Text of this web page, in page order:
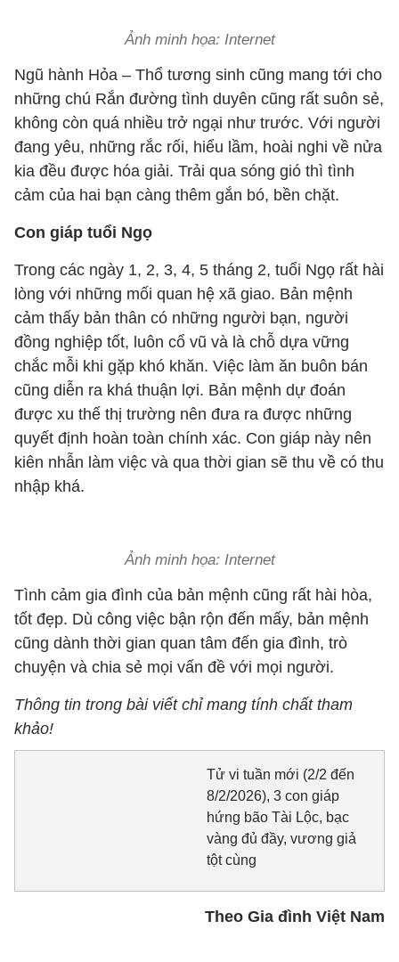
Ảnh minh họa: Internet
Ngũ hành Hỏa – Thổ tương sinh cũng mang tới cho
những chú Rắn đường tình duyên cũng rất suôn sẻ,
không còn quá nhiều trở ngại như trước. Với người
đang yêu, những rắc rối, hiểu lầm, hoài nghi về nửa
kia đều được hóa giải. Trải qua sóng gió thì tình
cảm của hai bạn càng thêm gắn bó, bền chặt.
Con giáp tuổi Ngọ
Trong các ngày 1, 2, 3, 4, 5 tháng 2, tuổi Ngọ rất hài
lòng với những mối quan hệ xã giao. Bản mệnh
cảm thấy bản thân có những người bạn, người
đồng nghiệp tốt, luôn cổ vũ và là chỗ dựa vững
chắc mỗi khi gặp khó khăn. Việc làm ăn buôn bán
cũng diễn ra khá thuận lợi. Bản mệnh dự đoán
được xu thế thị trường nên đưa ra được những
quyết định hoàn toàn chính xác. Con giáp này nên
kiên nhẫn làm việc và qua thời gian sẽ thu về có thu
nhập khá.
Ảnh minh họa: Internet
Tình cảm gia đình của bản mệnh cũng rất hài hòa,
tốt đẹp. Dù công việc bận rộn đến mấy, bản mệnh
cũng dành thời gian quan tâm đến gia đình, trò
chuyện và chia sẻ mọi vấn đề với mọi người.
Thông tin trong bài viết chỉ mang tính chất tham
khảo!
Tử vi tuần mới (2/2 đến
8/2/2026), 3 con giáp
hứng bão Tài Lộc, bạc
vàng đủ đầy, vương giả
tột cùng
Theo Gia đình Việt Nam